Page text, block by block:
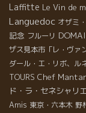
Laffitte Le Vin de
Languedoc オザミ
記念 フルーリ
ザス見本市「レ・ヴァ
ダール・エ・リボ、ル
TOURS Chef
ド・ラ・セネシャリ
Amis 東京・六本木 野